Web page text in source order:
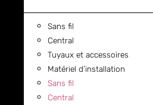
Sans fil
Central
Tuyaux et accessoires
Matériel d’installation
Sans fil
Central